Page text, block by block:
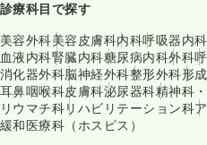
診療科目で探す
美容外科美容皮膚科内科呼吸器内科
血液内科腎臓内科糖尿病内科外科
消化器外科脳神経外科整形外科形
耳鼻咽喉科皮膚科泌尿器科精神科
リウマチ科リハビリテーション科
緩和医療科（ホスピス）